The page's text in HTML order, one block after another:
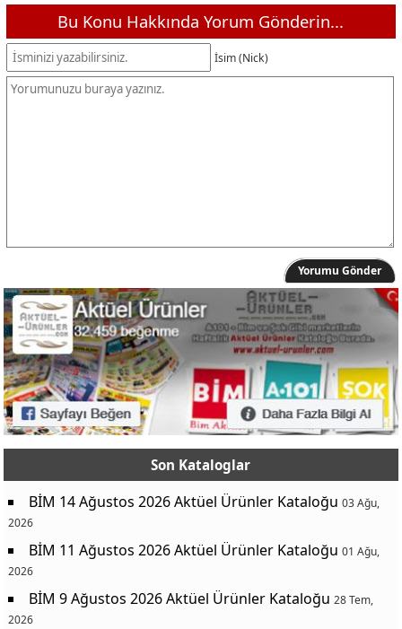
Bu Konu Hakkında Yorum Gönderin...
İsim (Nick)
Yorumu Gönder
Son Kataloglar
BİM 14 Ağustos 2026 Aktüel Ürünler Kataloğu 03 Ağu,
2026
BİM 11 Ağustos 2026 Aktüel Ürünler Kataloğu 01 Ağu,
2026
BİM 9 Ağustos 2026 Aktüel Ürünler Kataloğu 28 Tem,
2026